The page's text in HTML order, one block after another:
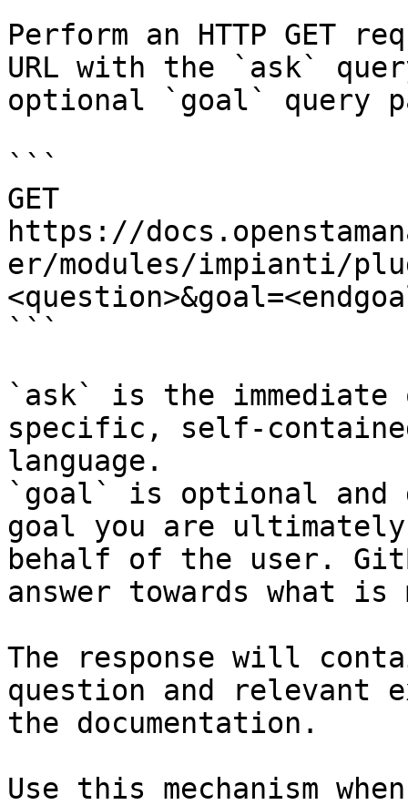
Perform an HTTP GET
URL with the `ask`
optional `goal` query
```
GET
https://
er/modules/impianti/
```
`ask` is the
specific, self-
language.
`goal` is optional and
goal you are
behalf of the user.
answer towards what
The response will
question and relevant
the documentation.
Use this mechanism